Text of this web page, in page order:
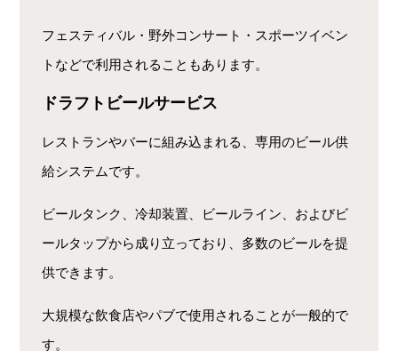
フェスティバル・野外コンサート・スポーツイベン
トなどで利用されることもあります。
ドラフトビールサービス
レストランやバーに組み込まれる、専用のビール供
給システムです。
ビールタンク、冷却装置、ビールライン、およびビ
ールタップから成り立っており、多数のビールを提
供できます。
大規模な飲食店やパブで使用されることが一般的で
す。